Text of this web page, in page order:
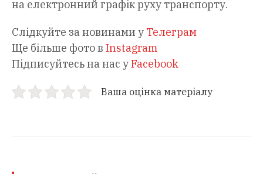
на електронний графік руху транспорту.
Слідкуйте за новинами у Телеграм
Ще більше фото в Instagram
Підписуйтесь на нас уFacebook
Ваша оцінка матеріалу